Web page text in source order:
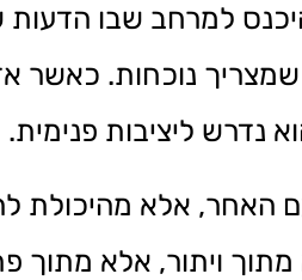
למרחב שבו הדעות
שמצריך נוכחות. כאשר
נדרש ליציבות פנימית.
האחר, אלא
ויתור, אלא מתוך